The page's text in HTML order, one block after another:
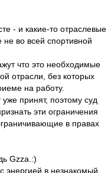
- и какие-то отраслевые
во всей спортивной
что это необходимые
отрасли, без которых
на работу.
принят, поэтому суд
эти ограничения
в правах
Gzza.:)
энергией в незнакомый